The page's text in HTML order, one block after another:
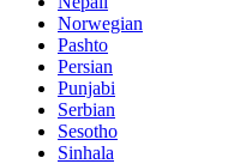
Norwegian
Pashto
Persian
Punjabi
Serbian
Sesotho
Sinhala